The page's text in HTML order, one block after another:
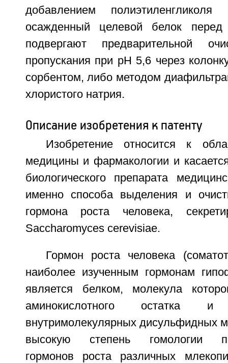
добавлением
осажденный целевой белок перед
подвергают предварительной
пропускания при pH 5,6 через
сорбентом, либо методом
хлористого натрия.
Описание изобретения к патенту
Изобретение относится к
медицины и фармакологии и
биологического препарата
именно способа выделения и
гормона роста человека,
Saccharomyces cerevisiae.
Гормон роста человека
наиболее изученным гормонам
является белком, молекула
аминокислотного остатка
внутримолекулярных дисульфидных
высокую степень гомологии
гормонов роста различных